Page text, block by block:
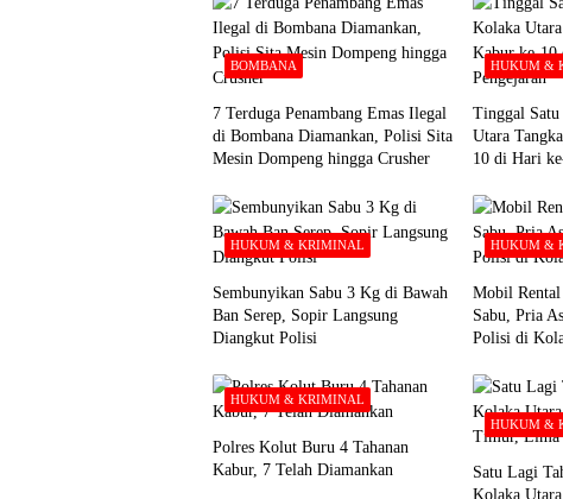
BOMBANA
7 Terduga Penambang Emas Ilegal
di Bombana Diamankan, Polisi Sita
Mesin Dompeng hingga Crusher
HUKUM &
Tinggal
Utara
10 di Hari
HUKUM & KRIMINAL
Sembunyikan Sabu 3 Kg di Bawah
Ban Serep, Sopir Langsung
Diangkut Polisi
HUKUM &
Mobil
Sabu, Pria
Polisi di
HUKUM & KRIMINAL
Polres Kolut Buru 4 Tahanan
Kabur, 7 Telah Diamankan
HUKUM &
Satu Lagi
Kolaka